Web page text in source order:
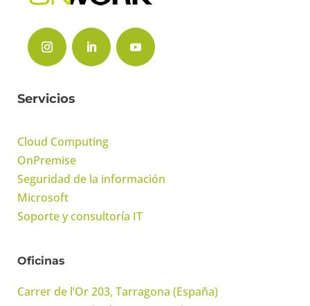
Servicios
Cloud Computing
OnPremise
Seguridad de la información
Microsoft
Soporte y consultoría IT
Oficinas
Carrer de l’Or 203, Tarragona (España)